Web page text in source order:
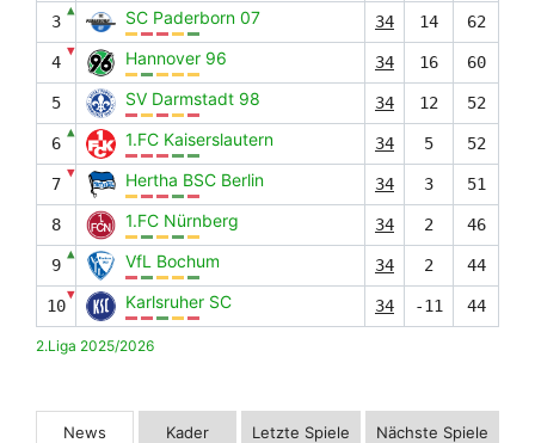
3
▲ SC Paderborn 07 34 14 62
4
▼ Hannover 96 34 16 60
5 SV Darmstadt 98 34 12 52
6
▲ 1.FC Kaiserslautern 34 5 52
7
▼ Hertha BSC Berlin 34 3 51
8 1.FC Nürnberg 34 2 46
9
▲ VfL Bochum 34 2 44
10
▼ Karlsruher SC 34 -11 44
2.Liga 2025/2026
News Kader Letzte Spiele Nächste Spiele